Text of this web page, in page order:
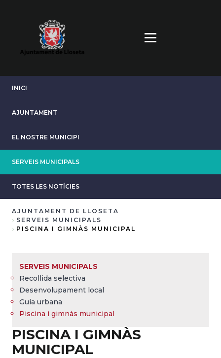
INICI
AJUNTAMENT
EL NOSTRE MUNICIPI
SERVEIS MUNICIPALS
TOTES LES NOTÍCIES
Breadcrumb
AJUNTAMENT DE LLOSETA
SERVEIS MUNICIPALS
PISCINA I GIMNÀS MUNICIPAL
SERVEIS MUNICIPALS
Recollida selectiva
Desenvolupament local
Guia urbana
Piscina i gimnàs municipal
PISCINA I GIMNÀS
MUNICIPAL